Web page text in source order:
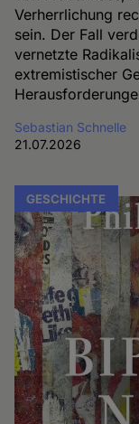
Verherrlichung
sein. Der Fall
vernetzte
extremistischer
Sebastian Schnelle
21.07.2026
GESCHICHTE